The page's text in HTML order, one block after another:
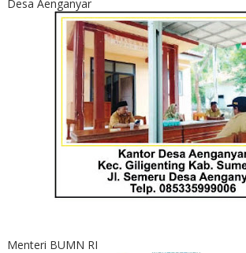
Desa Aenganyar
Menteri BUMN RI